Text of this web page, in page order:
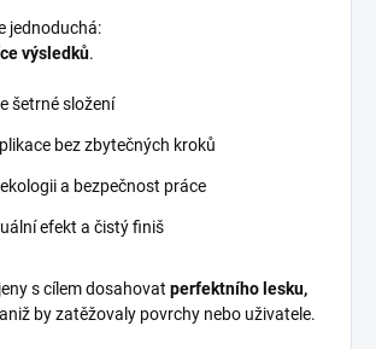
jednoduchá:
výsledků.
šetrné složení
bez zbytečných kroků
a bezpečnost práce
efekt a čistý finiš
s cílem dosahovat perfektního lesku,
by zatěžovaly povrchy nebo uživatele.